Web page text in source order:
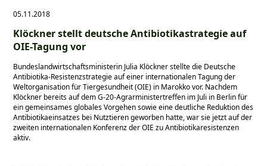
05.11.2018
Klöckner stellt deutsche Antibiotikastrategie auf
OIE-Tagung vor
Bundeslandwirtschaftsministerin Julia Klöckner stellte die Deutsche
Antibiotika-Resistenzstrategie auf einer internationalen Tagung der
Weltorganisation für Tiergesundheit (OIE) in Marokko vor. Nachdem
Klöckner bereits auf dem G-20-Agrarministertreffen im Juli in Berlin für
ein gemeinsames globales Vorgehen sowie eine deutliche Reduktion des
Antibiotikaeinsatzes bei Nutztieren geworben hatte, war sie jetzt auf der
zweiten internationalen Konferenz der OIE zu Antibiotikaresistenzen
aktiv.